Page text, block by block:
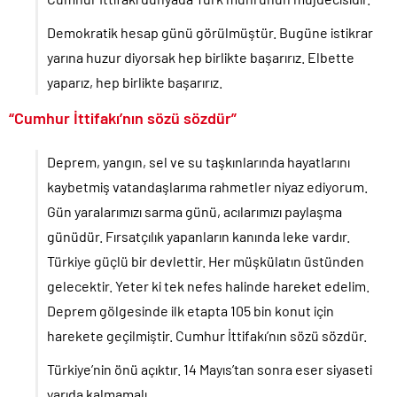
Demokratik hesap günü görülmüştür. Bugüne istikrar
yarına huzur diyorsak hep birlikte başarırız. Elbette
yaparız, hep birlikte başarırız.
“Cumhur İttifakı’nın sözü sözdür”
Deprem, yangın, sel ve su taşkınlarında hayatlarını
kaybetmiş vatandaşlarıma rahmetler niyaz ediyorum.
Gün yaralarımızı sarma günü, acılarımızı paylaşma
günüdür. Fırsatçılık yapanların kanında leke vardır.
Türkiye güçlü bir devlettir. Her müşkülatın üstünden
gelecektir. Yeter ki tek nefes halinde hareket edelim.
Deprem gölgesinde ilk etapta 105 bin konut için
harekete geçilmiştir. Cumhur İttifakı’nın sözü sözdür.
Türkiye’nin önü açıktır. 14 Mayıs’tan sonra eser siyaseti